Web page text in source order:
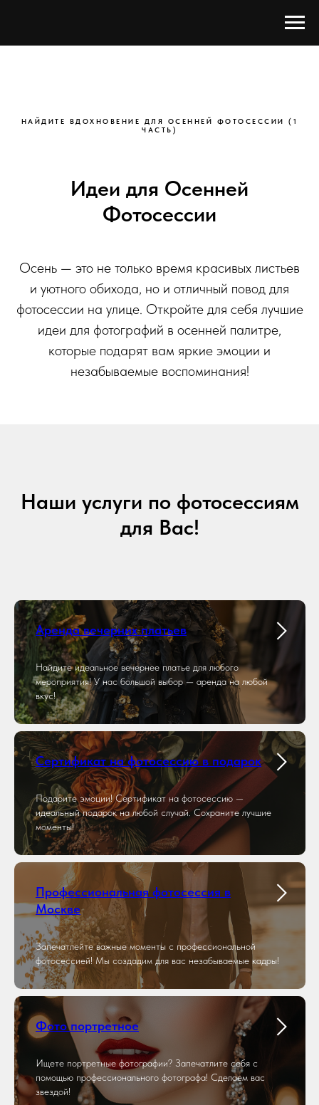
НАЙДИТЕ ВДОХНОВЕНИЕ ДЛЯ ОСЕННЕЙ ФОТОСЕССИИ (1
ЧАСТЬ)
Идеи для Осенней
Фотосессии
Осень — это не только время красивых листьев
и уютного обихода, но и отличный повод для
фотосессии на улице. Откройте для себя лучшие
идеи для фотографий в осенней палитре,
которые подарят вам яркие эмоции и
незабываемые воспоминания!
Наши услуги по фотосессиям
для Вас!
Аренда вечерних платьев
Найдите идеальное вечернее платье для любого
мероприятия! У нас большой выбор — аренда на любой
вкус!
Сертификат на фотосессию в подарок
Подарите эмоции! Сертификат на фотосессию —
идеальный подарок на любой случай. Сохраните лучшие
моменты!
Профессиональная фотосессия в
Москве
Запечатлейте важные моменты с профессиональной
фотосессией! Мы создадим для вас незабываемые кадры!
Фото портретное
Ищете портретные фотографии? Запечатлите себя с
помощью профессионального фотографа! Сделаем вас
звездой!